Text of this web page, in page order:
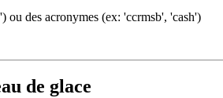
ou des acronymes (ex: 'ccrmsb', 'cash')
de glace